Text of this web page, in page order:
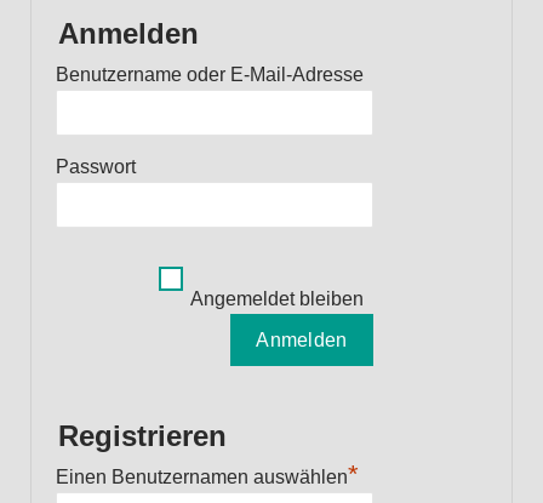
Anmelden
Benutzername oder E-Mail-Adresse
Passwort
Angemeldet bleiben
Registrieren
Einen Benutzernamen auswählen*